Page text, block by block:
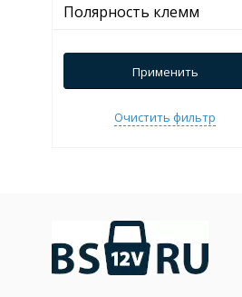
Полярность клемм
Применить
Очистить фильтр